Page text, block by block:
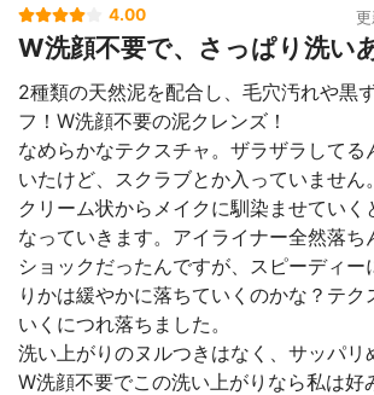
4.00
W洗顔不要で、さっぱり洗い
2種類の天然泥を配合し、毛穴汚れや黒
フ！W洗顔不要の泥クレンズ！
なめらかなテクスチャ。ザラザラしてる
いたけど、スクラブとか入っていません。
クリーム状からメイクに馴染ませていく
なっていきます。アイライナー全然落ち
ショックだったんですが、スピーディー
りかは緩やかに落ちていくのかな？テク
いくにつれ落ちました。
洗い上がりのヌルつきはなく、サッパリ
W洗顔不要でこの洗い上がりなら私は